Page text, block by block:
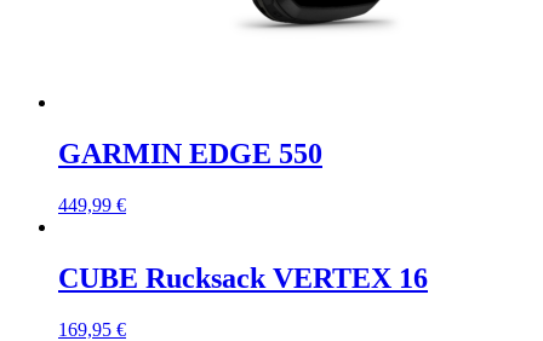
GARMIN EDGE 550
449,99 €
CUBE Rucksack VERTEX 16
169,95 €